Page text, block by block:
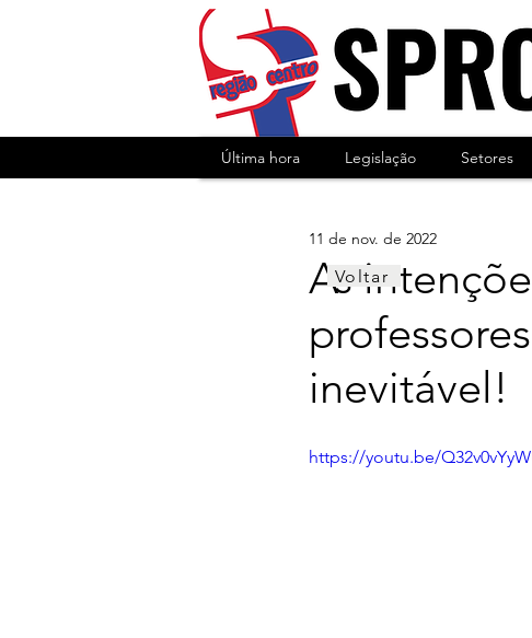
Última hora Legislação Setores
As
inevitável!
11 de nov. de 2022
https://youtu.be/
Voltar